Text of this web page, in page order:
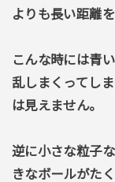
よりも長い距離
こんな時には青
乱しまくってし
は見えません。
逆に小さな粒子
きなボールがた